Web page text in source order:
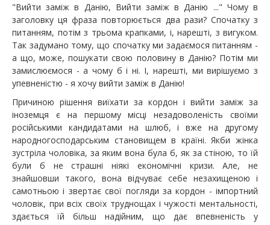
"Вийти заміж в Данію, Вийти заміж в Данію ..." Чому в
заголовку ця фраза повторюється два рази? Спочатку з
питанням, потім з трьома крапками, і, нарешті, з вигуком.
Так задумано тому, що спочатку ми задаємося питанням -
а що, може, пошукати свою половину в Данію? Потім ми
замислюємося - а чому б і ні. І, нарешті, ми вирішуємо з
упевненістю - я хочу вийти заміж в Данію!
Причиною рішення виїхати за кордон і вийти заміж за
іноземця є на першому місці незадоволеність своїми
російськими кандидатами на шлюб, і вже на другому
народногосподарським становищем в країні. Якби жінка
зустріла чоловіка, за яким вона була б, як за стіною, то їй
були б не страшні ніякі економічні кризи. Але, не
знайшовши такого, вона відчуває себе незахищеною і
самотньою і звертає свої погляди за кордон - імпортний
чоловік, при всіх своїх труднощах і чужості ментальності,
здається їй більш надійним, що дає впевненість у